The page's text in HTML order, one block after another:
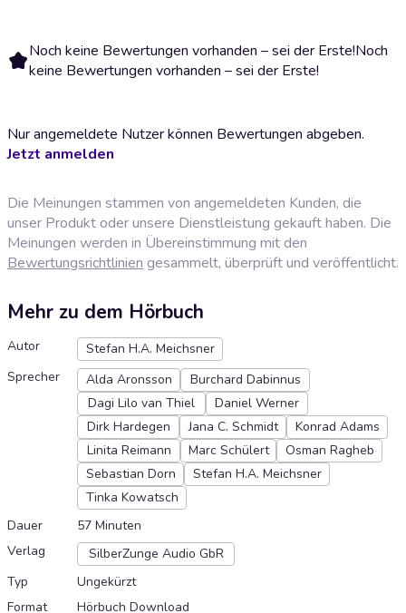
Noch keine Bewertungen vorhanden – sei der Erste!Noch
keine Bewertungen vorhanden – sei der Erste!
Nur angemeldete Nutzer können Bewertungen abgeben.
Jetzt anmelden
Die Meinungen stammen von angemeldeten Kunden, die
unser Produkt oder unsere Dienstleistung gekauft haben. Die
Meinungen werden in Übereinstimmung mit den
Bewertungsrichtlinien gesammelt, überprüft und veröffentlicht.
Mehr zu dem Hörbuch
Autor
Stefan H.A. Meichsner
Sprecher
Alda Aronsson
Burchard Dabinnus
Dagi Lilo van Thiel
Daniel Werner
Dirk Hardegen
Jana C. Schmidt
Konrad Adams
Linita Reimann
Marc Schülert
Osman Ragheb
Sebastian Dorn
Stefan H.A. Meichsner
Tinka Kowatsch
Dauer
57 Minuten
Verlag
SilberZunge Audio GbR
Typ
Ungekürzt
Format
Hörbuch Download